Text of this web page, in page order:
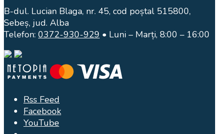
B-dul. Lucian Blaga, nr. 45, cod poștal 515800,
Sebeș, jud. Alba
Telefon: 0372-930-929 • Luni – Marți, 8:00 – 16:00
Rss Feed
Facebook
YouTube